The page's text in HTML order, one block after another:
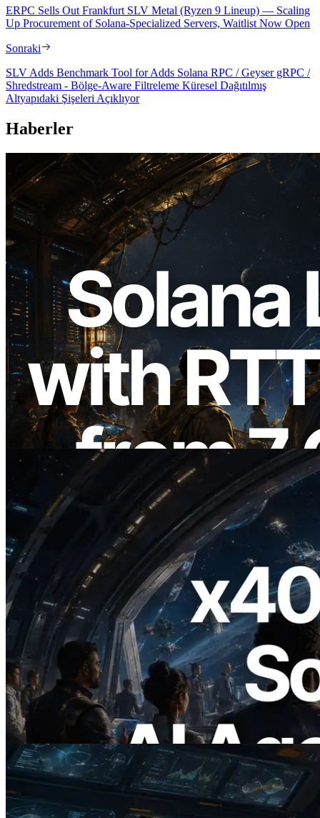
ERPC Sells Out Frankfurt SLV Metal (Ryzen 9 Lineup) — Scaling
Up Procurement of Solana-Specialized Servers, Waitlist Now Open
Sonraki
SLV Adds Benchmark Tool for Adds Solana RPC / Geyser gRPC /
Shredstream - Bölge-Aware Filtreleme Küresel Dağıtılmış
Altyapıdaki Şişeleri Açıklıyor
Haberler
2026.08.05
ERPC, Solana Leader Slot API'yi 7
küresel bölgeden ping ölçümüyle
genişletti — Validators Information API
de yayında
Bu makaleyi oku
2026.07.04
ERPC x402 destekli Solana RPC'yi
yayınladı — AI agent'ların ihtiyaç
duydukları API'ler için anında ödeme
yaptığı dönem
Bu makaleyi oku